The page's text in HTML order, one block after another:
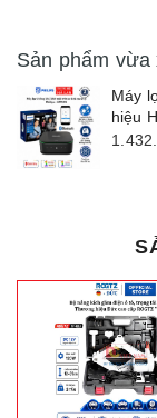
Sản phẩm vừa
Máy
hiệu